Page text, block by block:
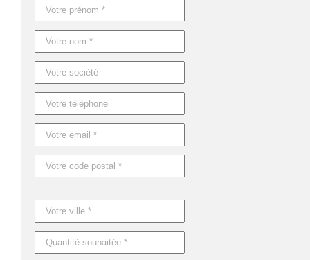
Caractéristiques du produit :
Référence : MO9040
Nom : MOIRA
Dimensions : 38X42CM